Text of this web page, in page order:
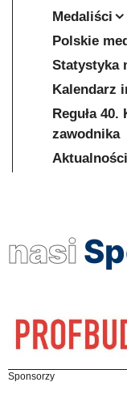
Medaliści
Polskie
Statystyka
Kalendarz
Reguła
zawodnika
nasi
Sponsorzy